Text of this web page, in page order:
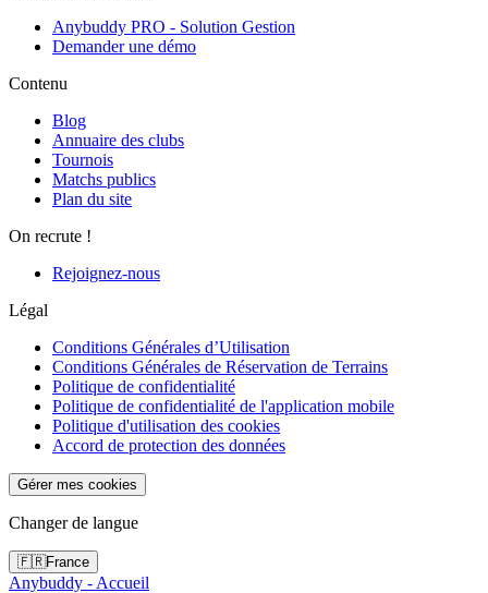
Anybuddy PRO - Solution Gestion
Demander une démo
Contenu
Blog
Annuaire des clubs
Tournois
Matchs publics
Plan du site
On recrute !
Rejoignez-nous
Légal
Conditions Générales d’Utilisation
Conditions Générales de Réservation de Terrains
Politique de confidentialité
Politique de confidentialité de l'application mobile
Politique d'utilisation des cookies
Accord de protection des données
Gérer mes cookies
Changer de langue
🇫🇷France
Anybuddy - Accueil